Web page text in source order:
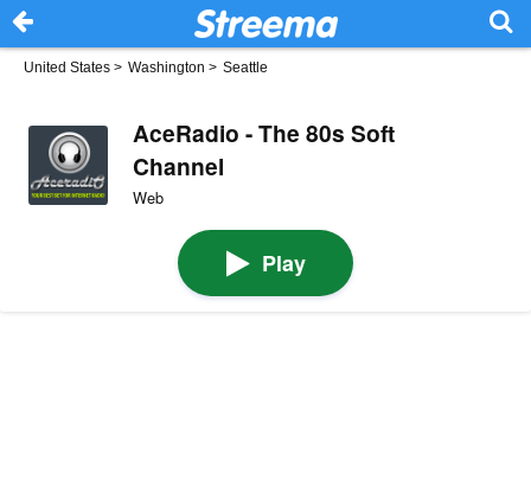
United States > Washington > Seattle
AceRadio - The 80s Soft
Channel
Web
Play